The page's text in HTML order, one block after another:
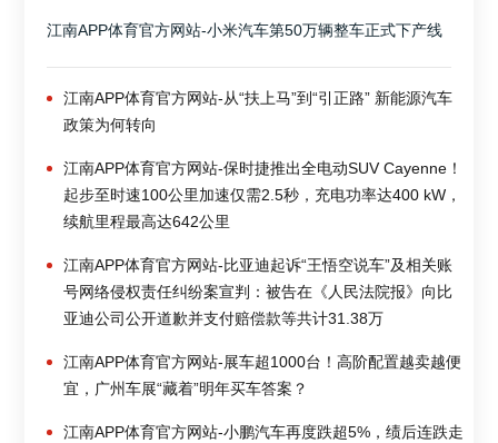
江南APP体育官方网站-小米汽车第50万辆整车正式下产线
江南APP体育官方网站-从“扶上马”到“引正路” 新能源汽车
政策为何转向
江南APP体育官方网站-保时捷推出全电动SUV Cayenne！
起步至时速100公里加速仅需2.5秒，充电功率达400 kW，
续航里程最高达642公里
江南APP体育官方网站-比亚迪起诉“王悟空说车”及相关账
号网络侵权责任纠纷案宣判：被告在《人民法院报》向比
亚迪公司公开道歉并支付赔偿款等共计31.38万
江南APP体育官方网站-展车超1000台！高阶配置越卖越便
宜，广州车展“藏着”明年买车答案？
江南APP体育官方网站-小鹏汽车再度跌超5%，绩后连跌走